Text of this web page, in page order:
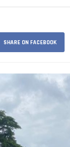
SHARE ON FACEBOOK